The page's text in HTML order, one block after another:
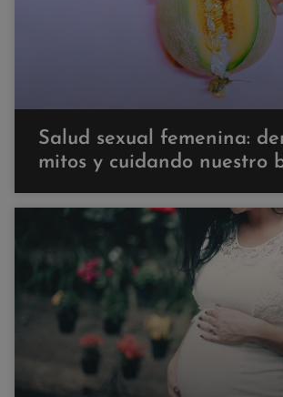
Salud sexual femenina:
mitos y cuidando nuestro